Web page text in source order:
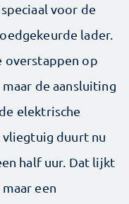
voor de
lader.
overstappen op
de aansluiting
elektrische
vliegtuig duurt nu
half uur. Dat lijkt
een